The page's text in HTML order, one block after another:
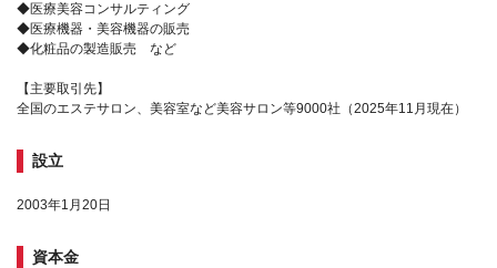
◆医療美容コンサルティング
◆医療機器・美容機器の販売
◆化粧品の製造販売 など
【主要取引先】
全国のエステサロン、美容室など美容サロン等9000社（2025年11月現在）
設立
2003年1月20日
資本金